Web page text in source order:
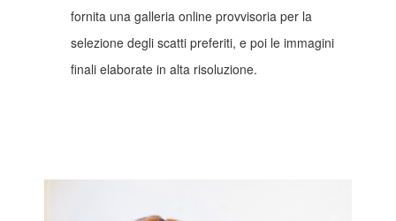
fornita una galleria online provvisoria per la
selezione degli scatti preferiti, e poi le immagini
finali elaborate in alta risoluzione.